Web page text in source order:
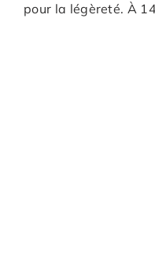
pour la légèreté. À